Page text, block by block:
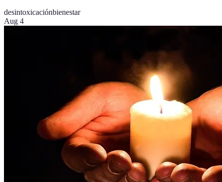
desintoxicaciónbienestar
Aug 4